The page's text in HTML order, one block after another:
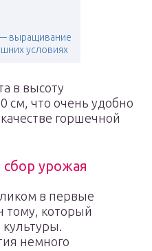
выращивание
условиях
в высоту
см, что очень удобно
горшечной
урожая
в первые
тому, который
культуры.
немного